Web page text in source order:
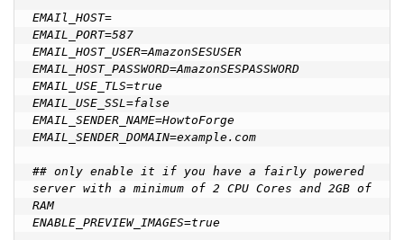
EMAIl_HOST=
EMAIL_PORT=587
EMAIL_HOST_USER=AmazonSESUSER
EMAIL_HOST_PASSWORD=AmazonSESPASSWORD
EMAIL_USE_TLS=true
EMAIL_USE_SSL=false
EMAIL_SENDER_NAME=HowtoForge
EMAIL_SENDER_DOMAIN=example.com
## only enable it if you have a fairly powered
server with a minimum of 2 CPU Cores and 2GB of
RAM